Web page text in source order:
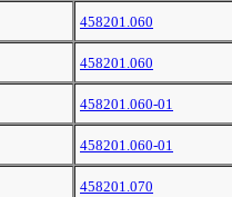
458201.060
458201.060
458201.060-01
458201.060-01
458201.070